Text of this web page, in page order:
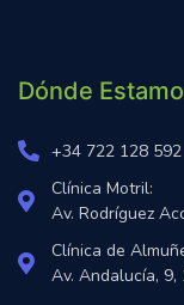
Dónde
+34 722 128 592
Clínica Motril:
Av. Rodríguez
Clínica de
Av. Andalucía,